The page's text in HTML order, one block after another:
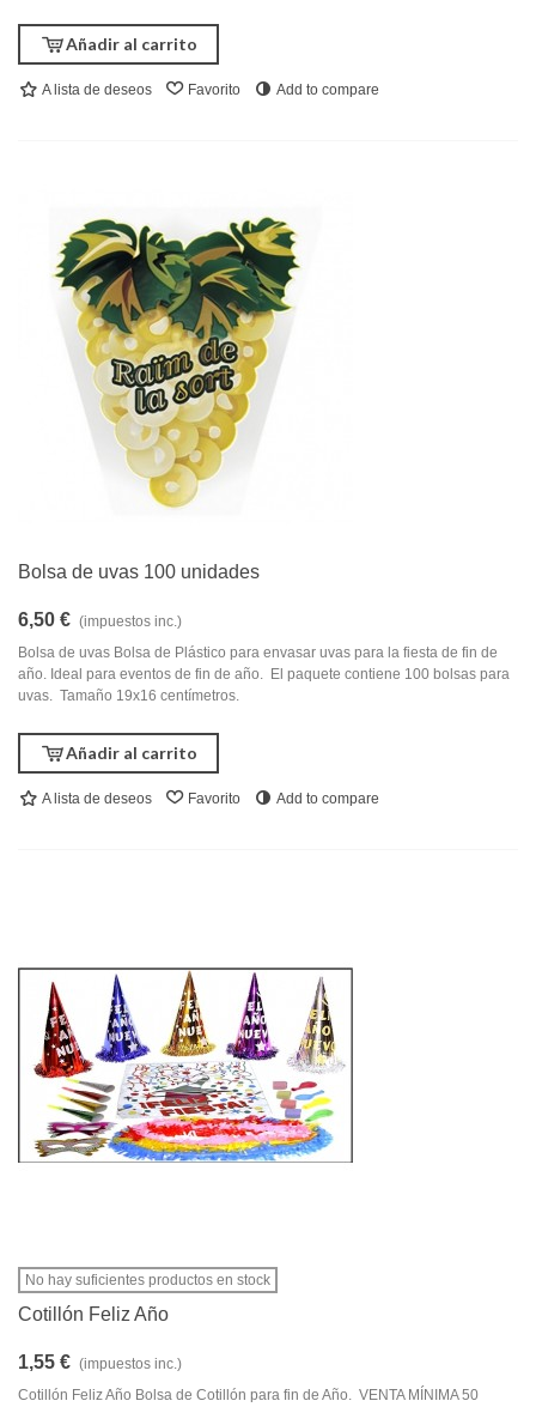
Añadir al carrito
A lista de deseos Favorito Add to compare
Bolsa de uvas 100 unidades
6,50 € (impuestos inc.)
Bolsa de uvas Bolsa de Plástico para envasar uvas para la fiesta de fin de
año. Ideal para eventos de fin de año. El paquete contiene 100 bolsas para
uvas. Tamaño 19x16 centímetros.
Añadir al carrito
A lista de deseos Favorito Add to compare
No hay suficientes productos en stock
Cotillón Feliz Año
1,55 € (impuestos inc.)
Cotillón Feliz Año Bolsa de Cotillón para fin de Año. VENTA MÍNIMA 50